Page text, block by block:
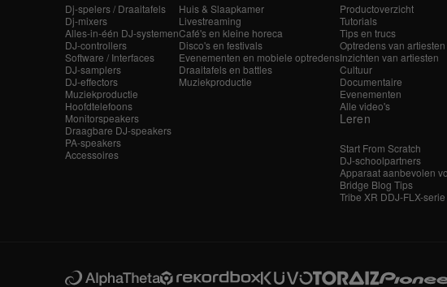
Dj-spelers / Draaitafels
Dj-mixers
Alles-in-één DJ-systemen
DJ-controllers
Software / Interfaces
DJ-samplers
DJ-effectors
Muziekproductie
Hoofdtelefoons
Monitorspeakers
Draagbare DJ-speakers
PA-speakers
Accessoires
Huis & Slaapkamer
Livestreaming
Café's en kleine horeca
Disco's en festivals
Evenementen en mobiele optredens
Draaitafels en battles
Muziekproductie
Productoverzicht
Tutorials
Tips en trucs
Optredens van artiesten
Inzichten van artiesten
Cultuur
Documentaire
Evenementen
Alle video's
Leren
Start From Scratch
DJ-schoolpartners
Apparaat aanbevolen
Bridge Blog Tips
Tribe XR DDJ-FLX-